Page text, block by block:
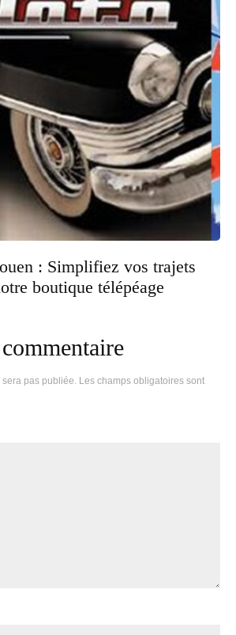
: Simplifiez vos trajets
boutique télépéage
pas publiée. Les champs obligatoires sont